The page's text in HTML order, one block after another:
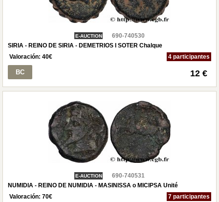
E-AUCTION
690-740530
SIRIA - REINO DE SIRIA - DEMETRIOS I SOTER Chalque
Valoración: 40€ 4 participantes
BC 12 €
E-AUCTION
690-740531
NUMIDIA - REINO DE NUMIDIA - MASINISSA o MICIPSA Unité
Valoración: 70€ 7 participantes